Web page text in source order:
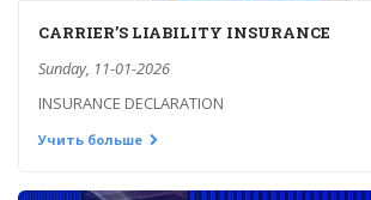
CARRIER’S LIABILITY INSURANCE
Sunday, 11-01-2026
INSURANCE DECLARATION
Учить больше